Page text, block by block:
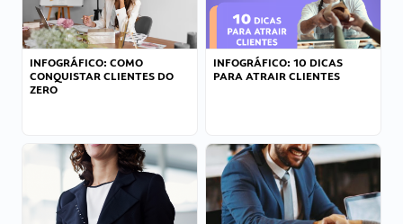
INFOGRÁFICO: COMO
CONQUISTAR CLIENTES DO
ZERO
INFOGRÁFICO: 10 DICAS
PARA ATRAIR CLIENTES